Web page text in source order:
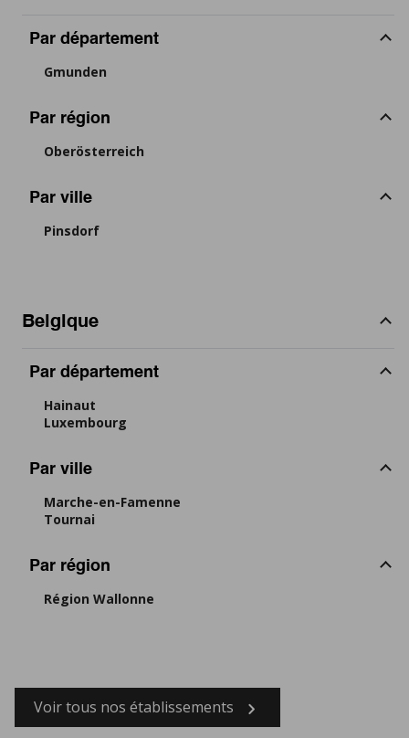
Par département
Gmunden
Par région
Oberösterreich
Par ville
Pinsdorf
Belgique
Par département
Hainaut
Luxembourg
Par ville
Marche-en-Famenne
Tournai
Par région
Région Wallonne
Voir tous nos établissements